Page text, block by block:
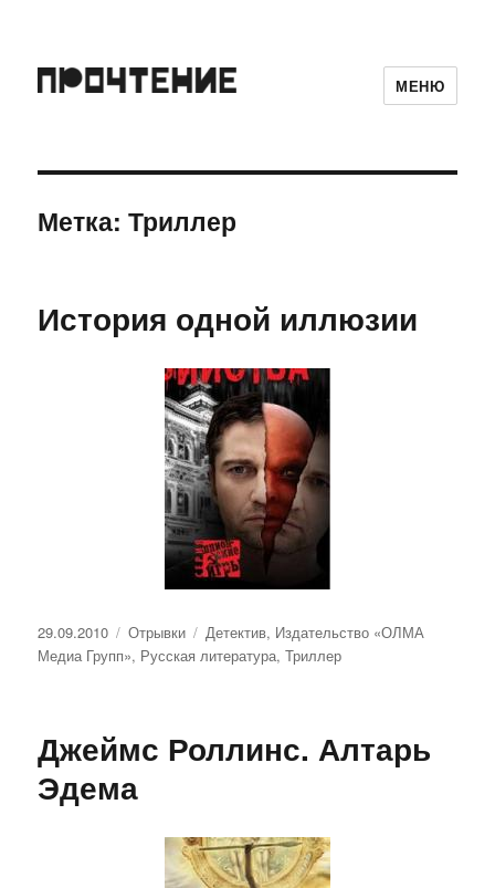
МЕНЮ
Метка:Триллер
История одной иллюзии
Опубликовано
29.09.2010 Рубрики
Отрывки Метки
Детектив, Издательство «ОЛМА
Медиа Групп», Русская литература,Триллер
Джеймс Роллинс. Алтарь
Эдема